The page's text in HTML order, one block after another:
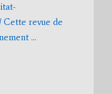
Cette revue de
…